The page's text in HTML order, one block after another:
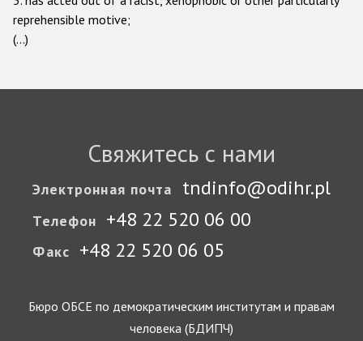
Racist and xenophobic hate crime
Anti-Muslim hate crime
Other hate crime based on religion or belief
Gender-based hate crime
Anti-LGBTI hate crime
Организации гражданского общества
reprehensible motive;
(...)
Свяжитесь с нами
Электронная почта tndinfo@odihr.pl
Телефон +48 22 520 06 00
Факс +48 22 520 06 05
Бюро ОБСЕ по демократическим институтам и правам
человека (БДИПЧ)